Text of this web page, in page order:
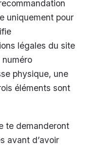
uniquement pour
légales du site
physique, une
éléments sont
te demanderont
avant d’avoir